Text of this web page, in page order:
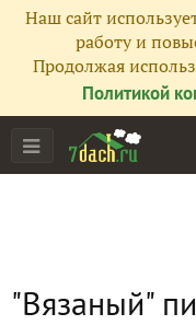
Наш сайт
работу и
Продолжая
Политикой
"Вязаный"